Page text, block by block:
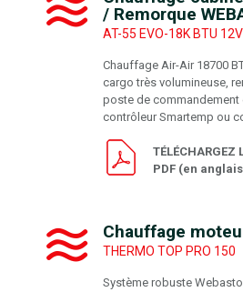
/ Remorque
AT-55 EVO-18K BTU
Chauffage Air-Air 18700
cargo très volumineuse,
poste de commandement
contrôleur Smartemp ou
TÉLÉCHARGEZ
PDF (en
Chauffage
THERMO TOP PRO 150
Système robuste